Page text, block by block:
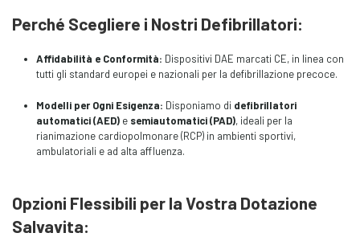
Perché Scegliere i Nostri Defibrillatori:
Affidabilità e Conformità: Dispositivi DAE marcati CE, in linea con
tutti gli standard europei e nazionali per la defibrillazione precoce.
Modelli per Ogni Esigenza: Disponiamo di defibrillatori
automatici (AED) e semiautomatici (PAD), ideali per la
rianimazione cardiopolmonare (RCP) in ambienti sportivi,
ambulatoriali e ad alta affluenza.
Opzioni Flessibili per la Vostra Dotazione
Salvavita: